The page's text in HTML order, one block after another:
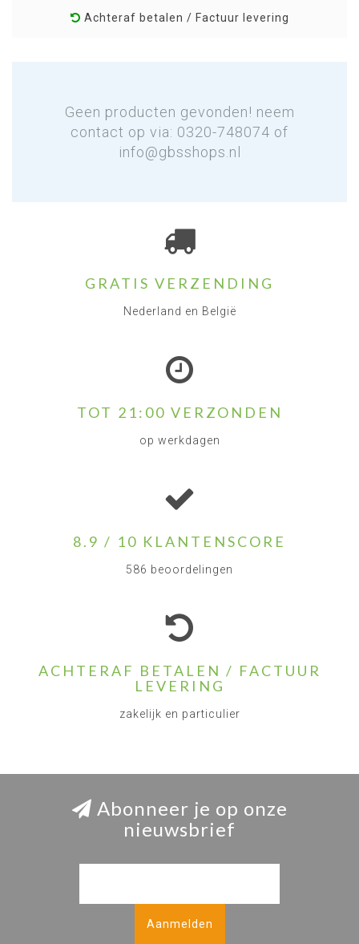
Achteraf betalen / Factuur levering
Geen producten gevonden! neem
contact op via: 0320-748074 of
info@gbsshops.nl
GRATIS VERZENDING
Nederland en België
TOT 21:00 VERZONDEN
op werkdagen
8.9 / 10 KLANTENSCORE
586 beoordelingen
ACHTERAF BETALEN / FACTUUR
LEVERING
zakelijk en particulier
Abonneer je op onze
nieuwsbrief
Aanmelden